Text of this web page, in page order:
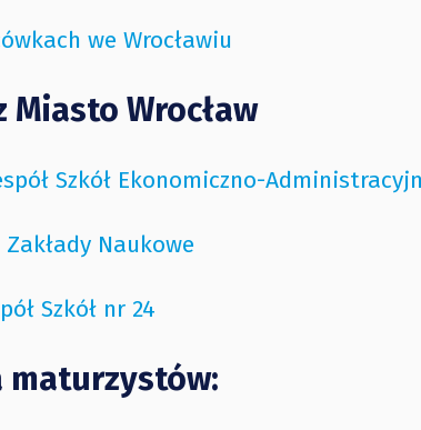
we Wrocławiu
Wrocław
Szkół Ekonomiczno-
Naukowe
Szkół nr 24